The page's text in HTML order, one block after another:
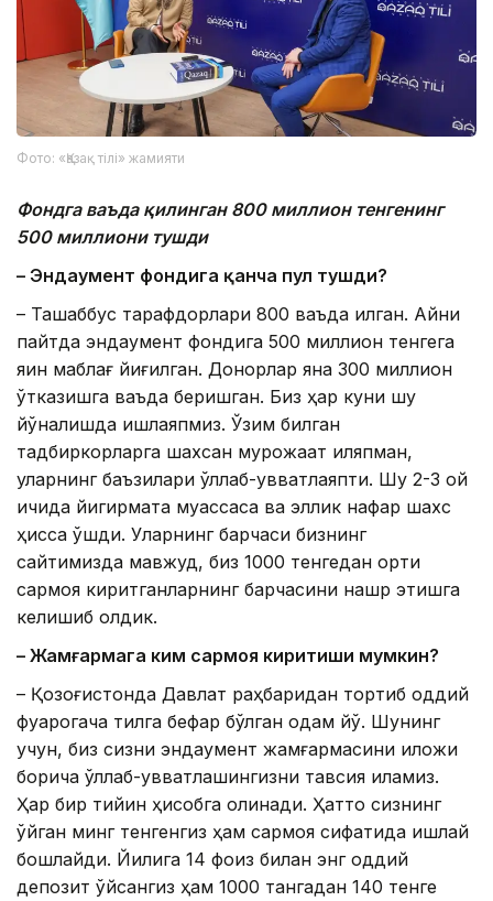
Фото: «Қазақ тілі» жамияти
Фондга ваъда қилинган 800 миллион тенгенинг
500 миллиони тушди
– Эндаумент фондига қанча пул тушди?
– Ташаббус тарафдорлари 800 ваъда қилган. Айни
пайтда эндаумент фондига 500 миллион тенгега
яқин маблағ йиғилган. Донорлар яна 300 миллион
ўтказишга ваъда беришган. Биз ҳар куни шу
йўналишда ишлаяпмиз. Ўзим билган
тадбиркорларга шахсан мурожаат қиляпман,
уларнинг баъзилари қўллаб-қувватлаяпти. Шу 2-3 ой
ичида йигирмата муассаса ва эллик нафар шахс
ҳисса қўшди. Уларнинг барчаси бизнинг
сайтимизда мавжуд, биз 1000 тенгедан ортиқ
сармоя киритганларнинг барчасини нашр этишга
келишиб олдик.
– Жамғармага ким сармоя киритиши мумкин?
– Қозоғистонда Давлат раҳбаридан тортиб оддий
фуқарогача тилга бефарқ бўлган одам йўқ. Шунинг
учун, биз сизни эндаумент жамғармасини иложи
борича қўллаб-қувватлашингизни тавсия қиламиз.
Ҳар бир тийин ҳисобга олинади. Ҳатто сизнинг
қўйган минг тенгенгиз ҳам сармоя сифатида ишлай
бошлайди. Йилига 14 фоиз билан энг оддий
депозит қўйсангиз ҳам 1000 тангадан 140 тенге